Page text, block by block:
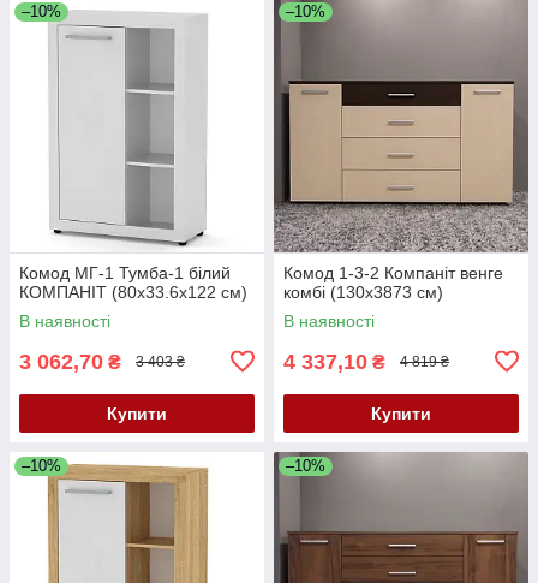
–10%
Комод МГ-1 Тумба-1 білий
КОМПАНІТ (80х33.6х122 см)
В наявності
3 062,70 ₴ 3 403 ₴
Купити
–10%
Комод 1-3-2 Компаніт венге
комбі (130x3873 см)
В наявності
4 337,10 ₴ 4 819 ₴
Купити
–10% –10%